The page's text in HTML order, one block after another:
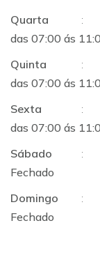
Quarta
:
das 07:00 ás
Quinta
:
das 07:00 ás
Sexta
:
das 07:00 ás
Sábado
:
Fechado
Domingo
:
Fechado